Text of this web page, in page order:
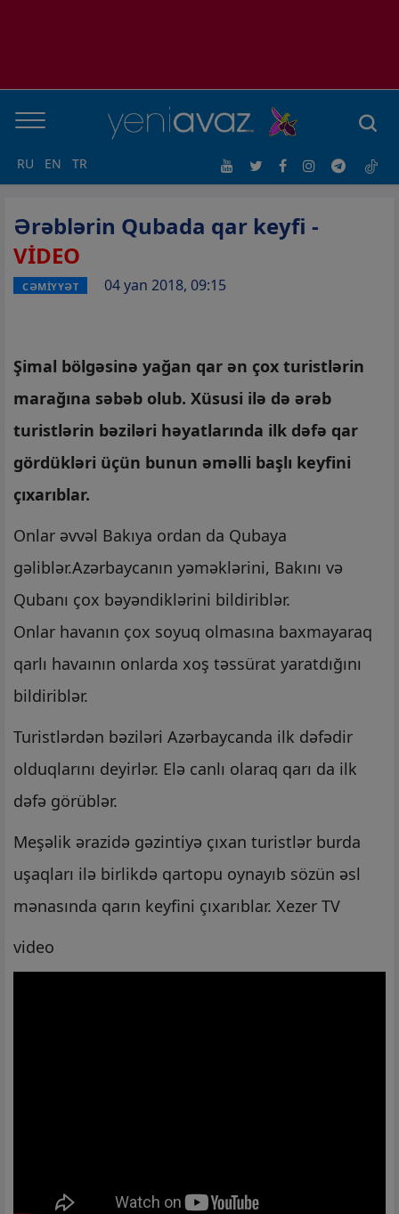
RU EN TR
Ərəblərin Qubada qar keyfi -
VİDEO
CƏMİYYƏT 04 yan 2018, 09:15
Şimal bölgəsinə yağan qar ən çox turistlərin
marağına səbəb olub. Xüsusi ilə də ərəb
turistlərin bəziləri həyatlarında ilk dəfə qar
gördükləri üçün bunun əməlli başlı keyfini
çıxarıblar.
Onlar əvvəl Bakıya ordan da Qubaya
gəliblər.Azərbaycanın yəməklərini, Bakını və
Qubanı çox bəyəndiklərini bildiriblər.
Onlar havanın çox soyuq olmasına baxmayaraq
qarlı havaının onlarda xoş təssürat yaratdığını
bildiriblər.
Turistlərdən bəziləri Azərbaycanda ilk dəfədir
olduqlarını deyirlər. Elə canlı olaraq qarı da ilk
dəfə görüblər.
Meşəlik ərazidə gəzintiyə çıxan turistlər burda
uşaqları ilə birlikdə qartopu oynayıb sözün əsl
mənasında qarın keyfini çıxarıblar. Xezer TV
video